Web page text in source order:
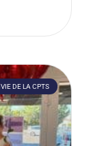
VIE DE LA CPTS